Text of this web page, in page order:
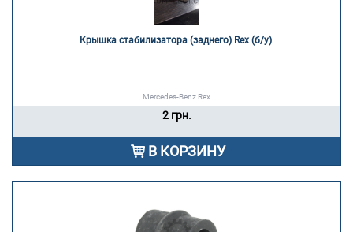
Крышка стабилизатора (заднего) Rex (б/у)
Mercedes-Benz Rex
2 грн.
В КОРЗИНУ